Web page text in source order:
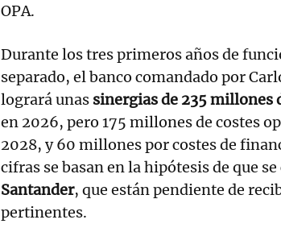
OPA.
Durante los tres primeros años de
separado, el banco comandado por
logrará unas sinergias de 235 millones
en 2026, pero 175 millones de costes
2028, y 60 millones por costes de
cifras se basan en la hipótesis de que
Santander, que están pendiente de
pertinentes.